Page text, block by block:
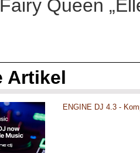
Queen
Artikel
ENGINE DJ 4.3 -